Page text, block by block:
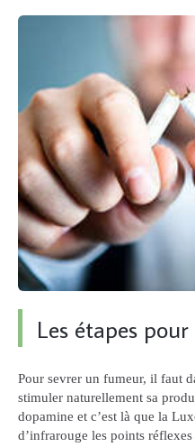
Les étapes
Pour sevrer un fumeur, il faut
stimuler naturellement sa
dopamine et c’est là que la
d’infrarouge les points